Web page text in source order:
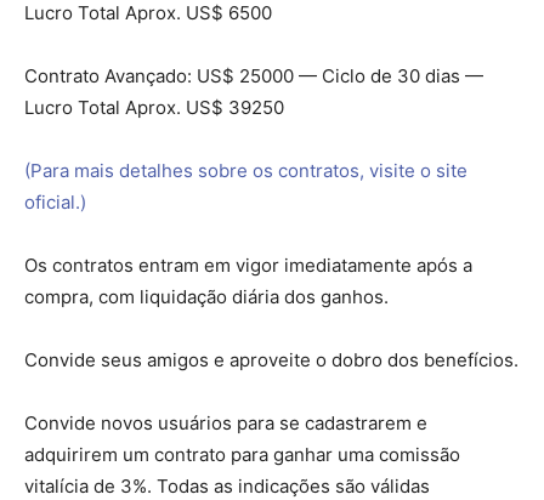
Lucro Total Aprox. US$ 6500
Contrato Avançado: US$ 25000 — Ciclo de 30 dias —
Lucro Total Aprox. US$ 39250
(Para mais detalhes sobre os contratos, visite o site
oficial.)
Os contratos entram em vigor imediatamente após a
compra, com liquidação diária dos ganhos.
Convide seus amigos e aproveite o dobro dos benefícios.
Convide novos usuários para se cadastrarem e
adquirirem um contrato para ganhar uma comissão
vitalícia de 3%. Todas as indicações são válidas